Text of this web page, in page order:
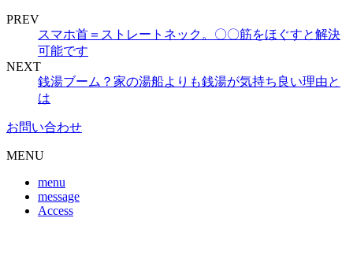
PREV
スマホ首＝ストレートネック。〇〇筋をほぐすと解決
可能です
NEXT
銭湯ブーム？家の湯船よりも銭湯が気持ち良い理由と
は
お問い合わせ
MENU
menu
message
Access